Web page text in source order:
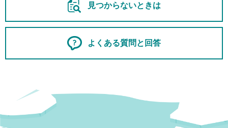
見つからないときは
よくある質問と回答